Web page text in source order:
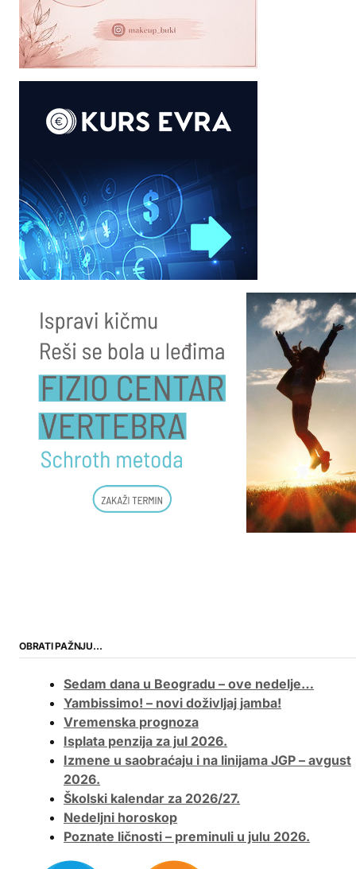
OBRATI PAŽNJU…
Sedam dana u Beogradu – ove nedelje…
Yambissimo! – novi doživljaj jamba!
Vremenska prognoza
Isplata penzija za jul 2026.
Izmene u saobraćaju i na linijama JGP – avgust
2026.
Školski kalendar za 2026/27.
Nedeljni horoskop
Poznate ličnosti – preminuli u julu 2026.